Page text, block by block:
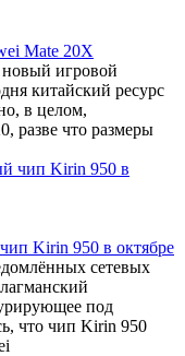
Mate 20X
новый игровой
китайский ресурс
в целом,
разве что размеры
Kirin 950 в октябре
сетевых
под
что чип Kirin 950